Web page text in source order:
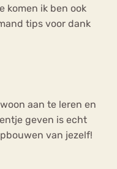
komen ik ben ook
tips voor dank
aan te leren en
geven is echt
van jezelf!